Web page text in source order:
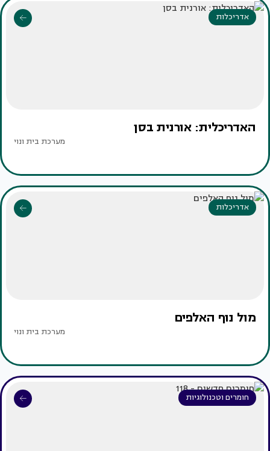
אדריכלות
האדריכלית: אורנית בסן
מערכת בית ונוי
אדריכלות
מול נוף האלפים
מערכת בית ונוי
חומרים וטכנולוגיות